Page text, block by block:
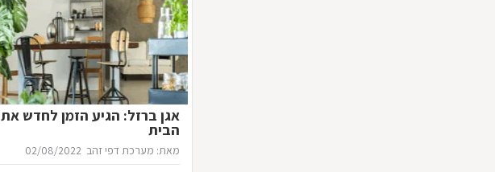
אגן ברזל: הגיע הזמן לחדש את
הבית
מאת: מערכת דפי זהב 02/08/2022